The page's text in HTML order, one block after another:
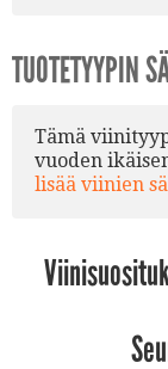
TUOTETYYPIN
Tämä
vuoden
lisää viinien